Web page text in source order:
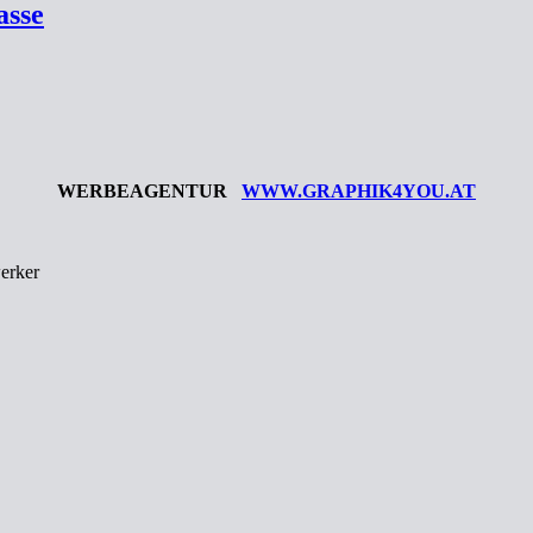
WERBEAGENTUR WWW.GRAPHIK4YOU.AT